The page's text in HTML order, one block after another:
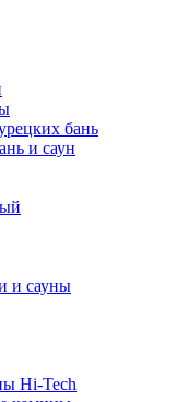
бань
и саун
и сауны
Hi-Tech